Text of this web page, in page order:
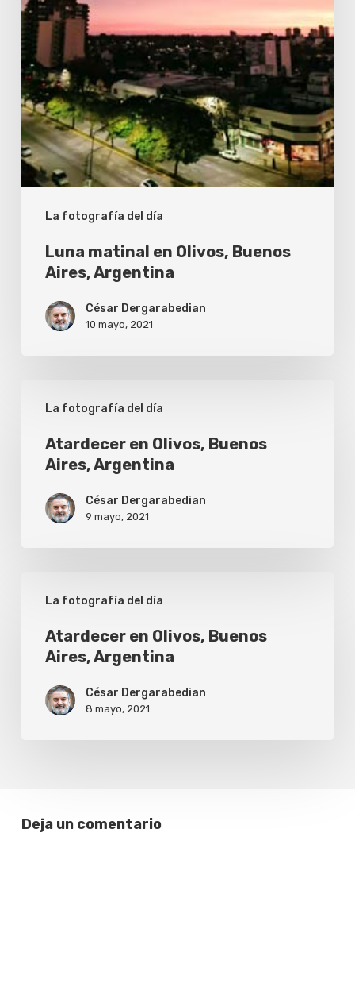
La fotografía del día
Luna matinal en Olivos, Buenos
Aires, Argentina
César Dergarabedian
10 mayo, 2021
La fotografía del día
Olivos,
Buenos
Aires,
Argentina
Atardecer en Olivos, Buenos
Aires, Argentina
César Dergarabedian
9 mayo, 2021
La fotografía del día
Olivos,
Buenos
Aires,
Argentina
Atardecer en Olivos, Buenos
Aires, Argentina
César Dergarabedian
8 mayo, 2021
Deja un comentario